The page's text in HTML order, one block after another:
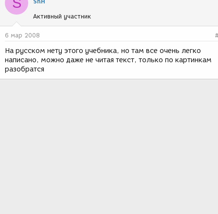
Активный участник
6 мар 2008
На русском нету этого учебника, но там все очень легко
написано, можно даже не читая текст, только по картинкам
разобратся